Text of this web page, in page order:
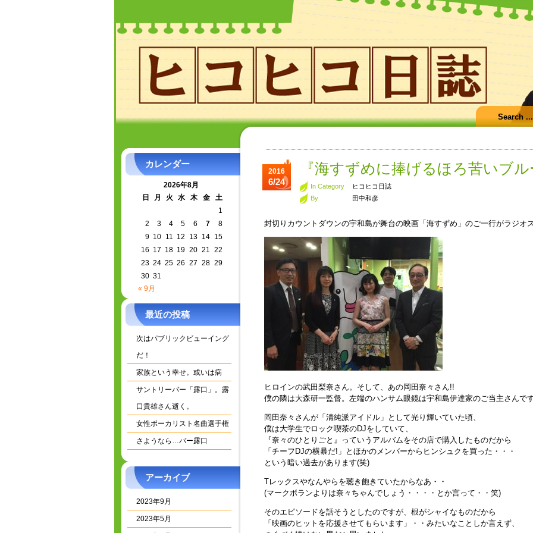
カレンダー
2026年8月
日
月 火 水 木 金
土
1
2
3 4 5 6 7
8
9 10 11 12 13 14
15
16 17 18 19 20 21 22
23 24 25 26 27 28 29
30 31
« 9月
最近の投稿
次はパブリックビューイング
だ！
家族という幸せ。或いは病
サントリーバー「露口」。露
口貴雄さん逝く。
女性ボーカリスト名曲選手権
さようなら…バー露口
アーカイブ
2023年9月
2023年5月
2016
6/24
『海すずめに捧げるほろ苦いブ
In Category
ヒコヒコ日誌
By
田中和彦
封切りカウントダウンの宇和島が舞台の映画「海すずめ」のご一行がラジオ
ヒロインの武田梨奈さん。そして、あの岡田奈々さん!!
僕の隣は大森研一監督。左端のハンサム眼鏡は宇和島伊達家のご当主さんで
岡田奈々さんが「清純派アイドル」として光り輝いていた頃、
僕は大学生でロック喫茶のDJをしていて、
『奈々のひとりごと』っていうアルバムをその店で購入したものだから
「チーフDJの横暴だ!」とほかのメンバーからヒンシュクを買った・・・
という暗い過去があります(笑)
Tレックスやなんやらを聴き飽きていたからなあ・・
(マークボランよりは奈々ちゃんでしょう・・・・とか言って・・笑)
そのエピソードを話そうとしたのですが、根がシャイなものだから
「映画のヒットを応援させてもらいます」・・みたいなことしか言えず、